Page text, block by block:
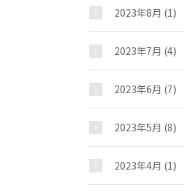
2023年8月 (1)
2023年7月 (4)
2023年6月 (7)
2023年5月 (8)
2023年4月 (1)